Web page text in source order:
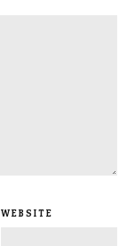
WEBSITE